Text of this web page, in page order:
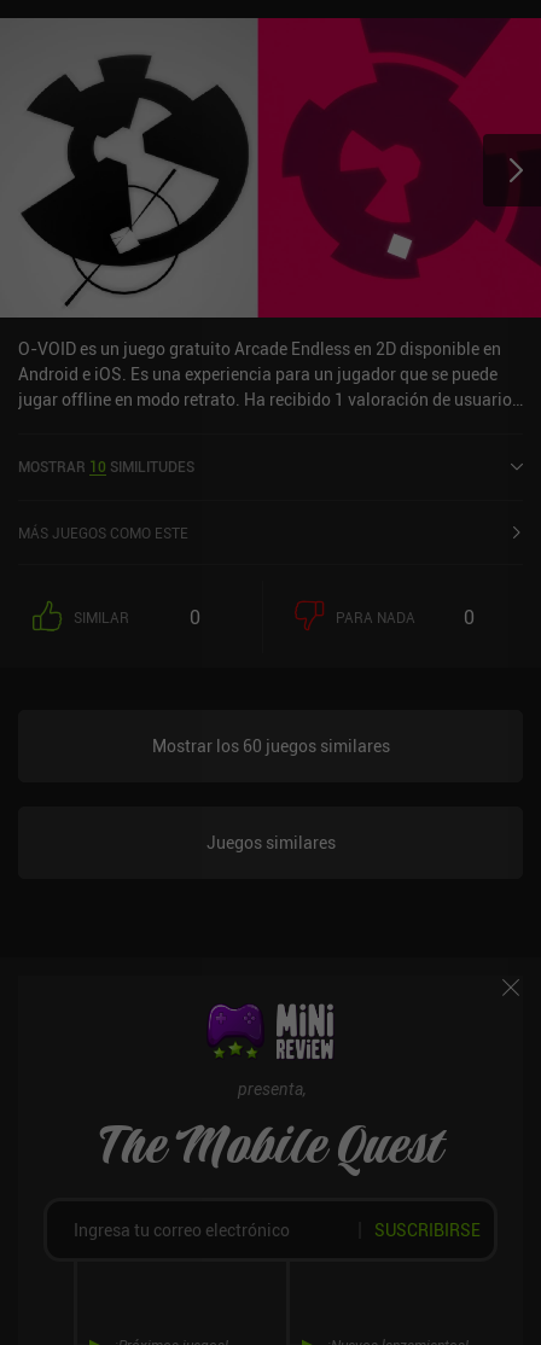
O-VOID es un juego gratuito Arcade Endless en 2D disponible en
Android e iOS. Es una experiencia para un jugador que se puede
jugar offline en modo retrato. Ha recibido 1 valoración de usuario
sobre 5,0 en la App Store de iOS.
MOSTRAR 10 SIMILITUDES
MÁS JUEGOS COMO ESTE
SIMILAR 0 PARA NADA 0
Mostrar los 60 juegos similares
Juegos similares
presenta,
The Mobile Quest
SUSCRIBIRSE